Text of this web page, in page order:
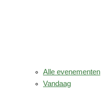
Alle evenementen
Vandaag